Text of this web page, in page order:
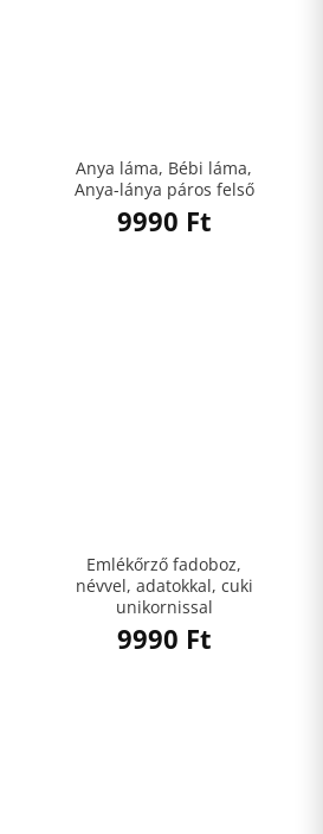
Anya láma, Bébi láma,
Anya-lánya páros felső
9990 Ft
Emlékőrző fadoboz,
névvel, adatokkal, cuki
unikornissal
9990 Ft